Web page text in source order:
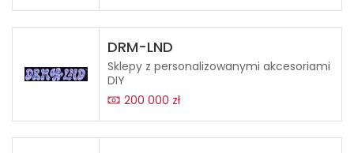
DRM-LND
Sklepy z personalizowanymi akcesoriami
DIY
200 000 zł